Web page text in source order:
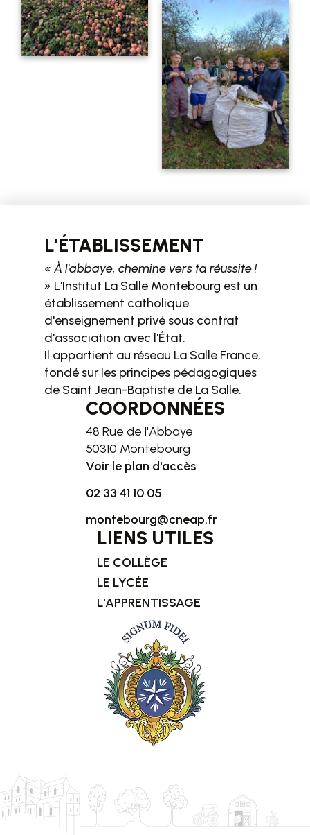
L'ÉTABLISSEMENT
« À l'abbaye, chemine vers ta réussite !
» L'Institut La Salle Montebourg est un
établissement catholique
d'enseignement privé sous contrat
d'association avec l'État.
Il appartient au réseau La Salle France,
fondé sur les principes pédagogiques
de Saint Jean-Baptiste de La Salle.
COORDONNÉES
48 Rue de l'Abbaye
50310 Montebourg
Voir le plan d'accès
02 33 41 10 05
montebourg@cneap.fr
LIENS UTILES
LE COLLÈGE
LE LYCÉE
L'APPRENTISSAGE